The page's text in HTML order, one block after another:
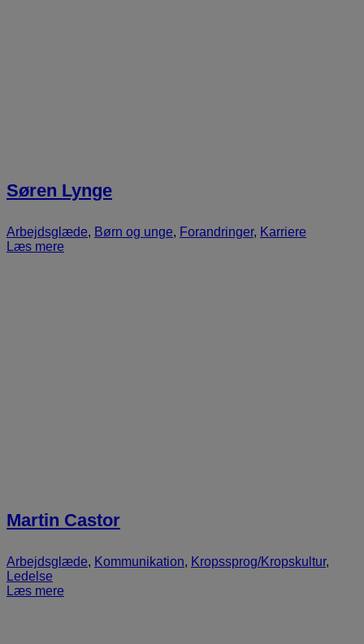
Søren Lynge
Arbejdsglæde, Børn og unge, Forandringer, Karriere
Læs mere
Martin Castor
Arbejdsglæde, Kommunikation, Kropssprog/Kropskultur,
Ledelse
Læs mere